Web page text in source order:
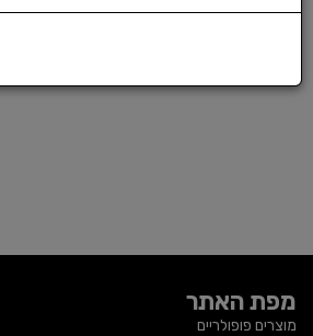
מפת האתר
מוצרים פופולריים